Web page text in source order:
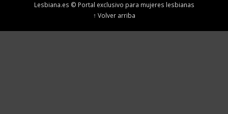
Lesbiana.es © Portal exclusivo para mujeres lesbianas
↑ Volver arriba